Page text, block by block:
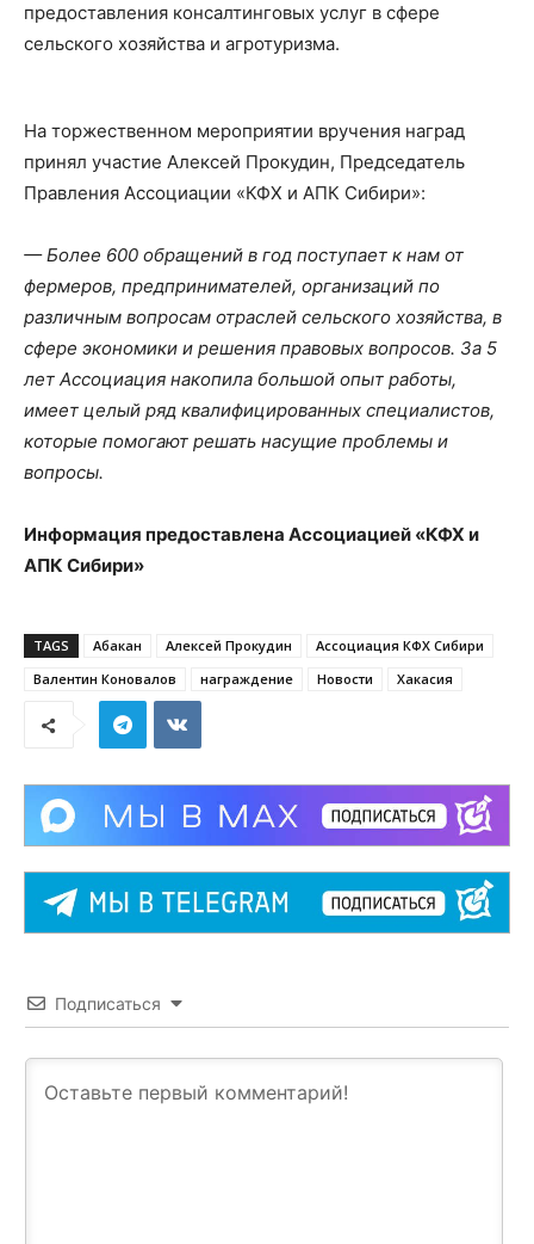
предоставления консалтинговых услуг в сфере
сельского хозяйства и агротуризма.
На торжественном мероприятии вручения наград
принял участие Алексей Прокудин, Председатель
Правления Ассоциации «КФХ и АПК Сибири»:
— Более 600 обращений в год поступает к нам от
фермеров, предпринимателей, организаций по
различным вопросам отраслей сельского хозяйства, в
сфере экономики и решения правовых вопросов. За 5
лет Ассоциация накопила большой опыт работы,
имеет целый ряд квалифицированных специалистов,
которые помогают решать насущие проблемы и
вопросы.
Информация предоставлена Ассоциацией «КФХ и
АПК Сибири»
TAGS Абакан Алексей Прокудин
Ассоциация КФХ Сибири
Валентин Коновалов
награждение Новости Хакасия
Подписаться